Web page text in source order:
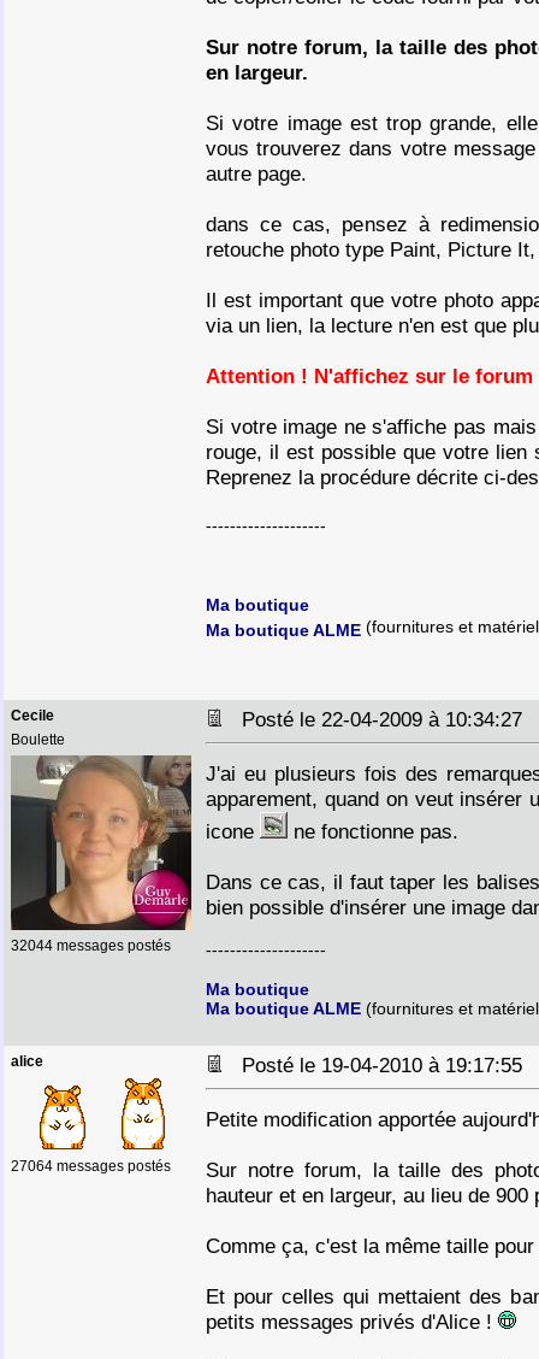
Sur notre forum, la taille des
en largeur.
Si votre image est trop grande,
vous trouverez dans votre
autre page.
dans ce cas, pensez à
retouche photo type Paint, Picture
Il est important que votre photo
via un lien, la lecture n'en est que
Attention ! N'affichez sur le
Si votre image ne s'affiche pas
rouge, il est possible que votre lien
Reprenez la procédure décrite ci-
--------------------
Ma boutique
Ma boutique ALME (fournitures et
Cecile
Boulette
32044 messages postés
Posté le 22-04-2009 à 10:34:27
J'ai eu plusieurs fois des
apparement, quand on veut insérer
icone
ne fonctionne pas.
Dans ce cas, il faut taper les
bien possible d'insérer une image
--------------------
Ma boutique
Ma boutique ALME (fournitures et
alice
27064 messages postés
Posté le 19-04-2010 à 19:17:55
Petite modification apportée
Sur notre forum, la taille des
hauteur et en largeur, au lieu de 900
Comme ça, c'est la même taille
Et pour celles qui mettaient des
petits messages privés d'Alice !